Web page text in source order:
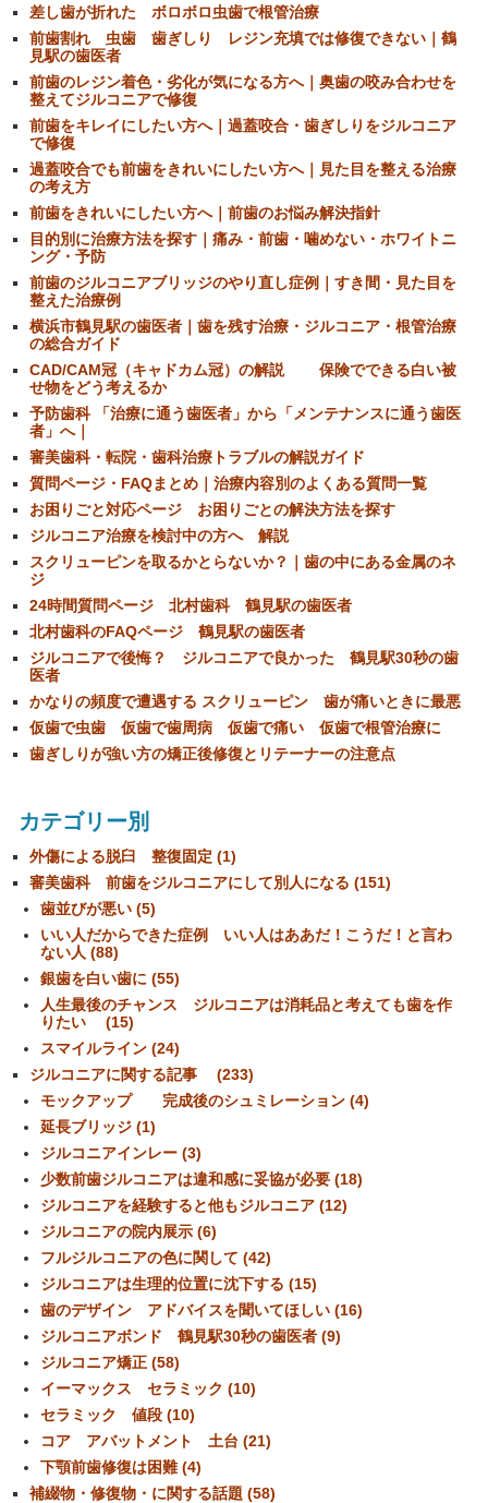
差し歯が折れた ボロボロ虫歯で根管治療
前歯割れ 虫歯 歯ぎしり レジン充填では修復できない｜鶴
見駅の歯医者
前歯のレジン着色・劣化が気になる方へ｜奥歯の咬み合わせを
整えてジルコニアで修復
前歯をキレイにしたい方へ｜過蓋咬合・歯ぎしりをジルコニア
で修復
過蓋咬合でも前歯をきれいにしたい方へ｜見た目を整える治療
の考え方
前歯をきれいにしたい方へ｜前歯のお悩み解決指針
目的別に治療方法を探す｜痛み・前歯・噛めない・ホワイトニ
ング・予防
前歯のジルコニアブリッジのやり直し症例｜すき間・見た目を
整えた治療例
横浜市鶴見駅の歯医者｜歯を残す治療・ジルコニア・根管治療
の総合ガイド
CAD/CAM冠（キャドカム冠）の解説 保険でできる白い被
せ物をどう考えるか
予防歯科 「治療に通う歯医者」から「メンテナンスに通う歯医
者」へ｜
審美歯科・転院・歯科治療トラブルの解説ガイド
質問ページ・FAQまとめ｜治療内容別のよくある質問一覧
お困りごと対応ページ お困りごとの解決方法を探す
ジルコニア治療を検討中の方へ 解説
スクリューピンを取るかとらないか？｜歯の中にある金属のネ
ジ
24時間質問ページ 北村歯科 鶴見駅の歯医者
北村歯科のFAQページ 鶴見駅の歯医者
ジルコニアで後悔？ ジルコニアで良かった 鶴見駅30秒の歯
医者
かなりの頻度で遭遇する スクリューピン 歯が痛いときに最悪
仮歯で虫歯 仮歯で歯周病 仮歯で痛い 仮歯で根管治療に
歯ぎしりが強い方の矯正後修復とリテーナーの注意点
カテゴリー別
外傷による脱臼 整復固定 (1)
審美歯科 前歯をジルコニアにして別人になる (151)
歯並びが悪い (5)
いい人だからできた症例 いい人はああだ！こうだ！と言わ
ない人 (88)
銀歯を白い歯に (55)
人生最後のチャンス ジルコニアは消耗品と考えても歯を作
りたい (15)
スマイルライン (24)
ジルコニアに関する記事 (233)
モックアップ 完成後のシュミレーション (4)
延長ブリッジ (1)
ジルコニアインレー (3)
少数前歯ジルコニアは違和感に妥協が必要 (18)
ジルコニアを経験すると他もジルコニア (12)
ジルコニアの院内展示 (6)
フルジルコニアの色に関して (42)
ジルコニアは生理的位置に沈下する (15)
歯のデザイン アドバイスを聞いてほしい (16)
ジルコニアボンド 鶴見駅30秒の歯医者 (9)
ジルコニア矯正 (58)
イーマックス セラミック (10)
セラミック 値段 (10)
コア アバットメント 土台 (21)
下顎前歯修復は困難 (4)
補綴物・修復物・に関する話題 (58)